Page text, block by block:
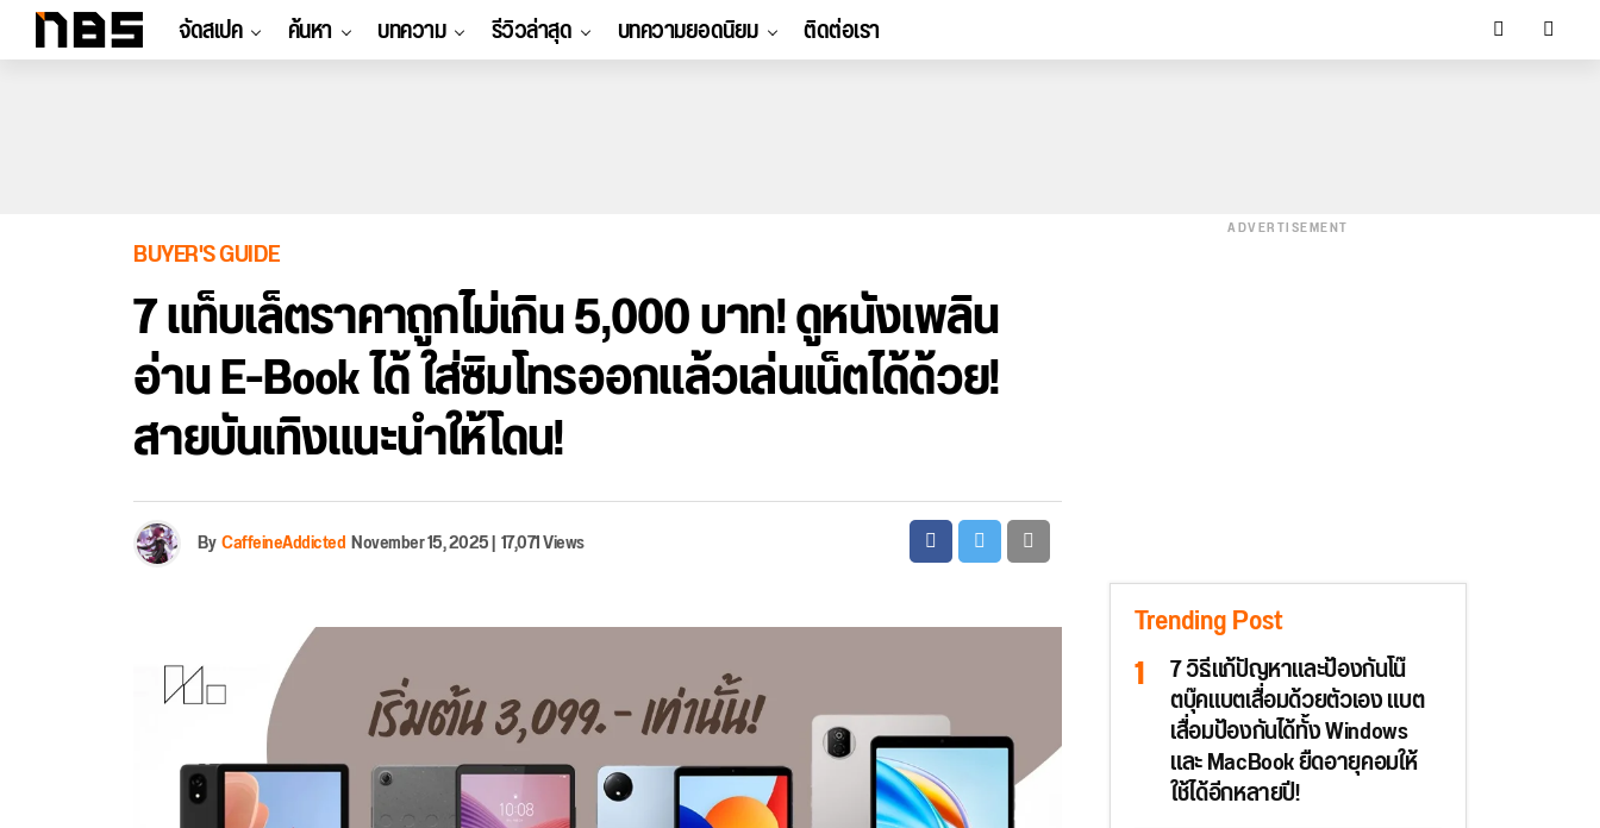
จัดสเปค ค้นหา บทความ รีวิวล่าสุด บทความยอดนิยม ติดต่อเรา
BUYER'S GUIDE
7 แท็บเล็ตราคาถูกไม่เกิน 5,000 บาท! ดูหนังเพลิน
อ่าน E-Book ได้ ใส่ซิมโทรออกแล้วเล่นเน็ตได้ด้วย!
สายบันเทิงแนะนำให้โดน!
ByCaffeineAddictedNovember 15, 2025|17,071 Views
ADVERTISEMENT
Trending Post
7 วิธีแก้ปัญหาและป้องกันโน๊
ตบุ๊คแบตเสื่อมด้วยตัวเอง แบต
เสื่อมป้องกันได้ทั้ง Windows
และ MacBook ยืดอายุคอมให้
ใช้ได้อีกหลายปี!